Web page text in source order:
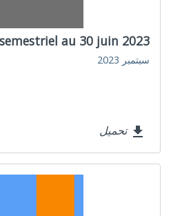
au 30 juin 2023
سبتمبر 2023
file_download تحميل